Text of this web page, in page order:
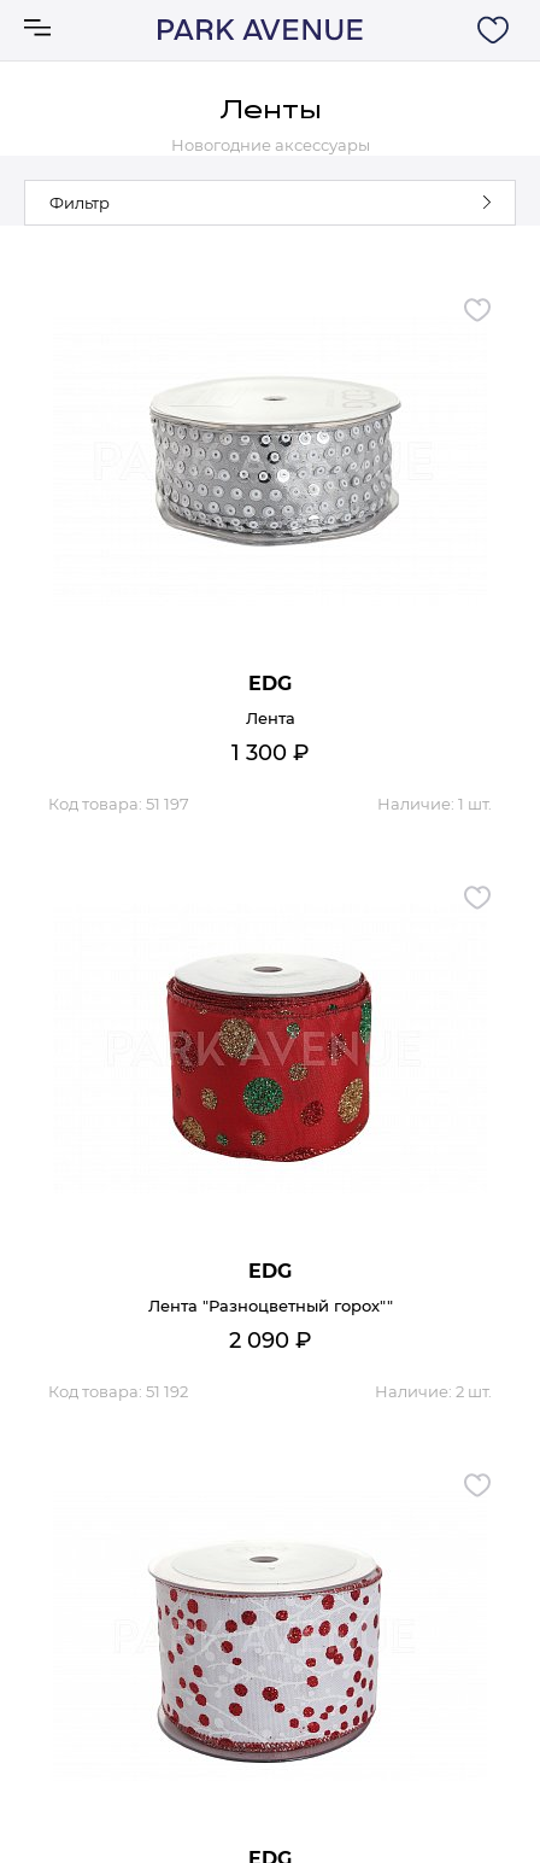
Аксессуары
Ковры
Мебель
Аксессуары
Аксессуары для столовой
Политика обработки
персональных данных
Реквизиты
3D Тур
Контакты
Ленты
Новогодние аксессуары
Фильтр
EDG
Лента
1 300 ₽
Код товара: 51 197 Наличие: 1 шт.
EDG
Лента "Разноцветный горох""
2 090 ₽
Код товара: 51 192 Наличие: 2 шт.